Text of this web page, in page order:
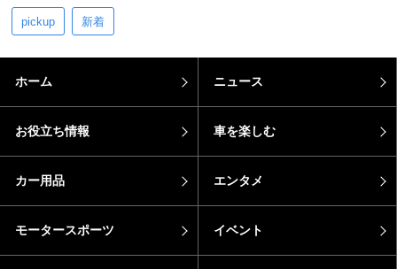
pickup 新着
ホーム ニュース
お役立ち情報 車を楽しむ
カー用品 エンタメ
モータースポーツ イベント